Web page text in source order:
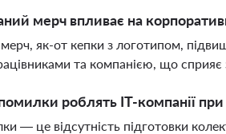
мерч впливає на
як-от кепки з логотипом,
та компанією, що
роблять IT-компанії при
— це відсутність підготовки